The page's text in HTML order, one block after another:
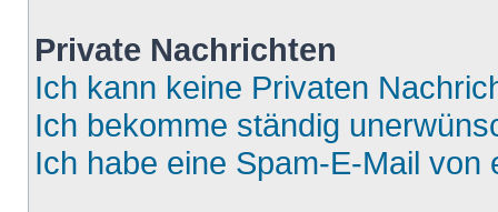
Private Nachrichten
Ich kann keine Privaten
Ich bekomme ständig
Ich habe eine Spam-E-Mail